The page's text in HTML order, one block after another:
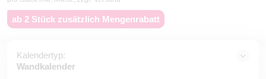
ab 2 Stück zusätzlich Mengenrabatt
Kalendertyp:
Wandkalender